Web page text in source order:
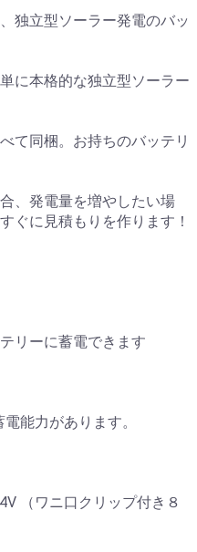
独立型ソーラー発電のバッ
に本格的な独立型ソーラー
て同梱。お持ちのバッテリ
、発電量を増やしたい場
ぐに見積もりを作ります！
リーに蓄電できます
能力があります。
（ワニ口クリップ付き８